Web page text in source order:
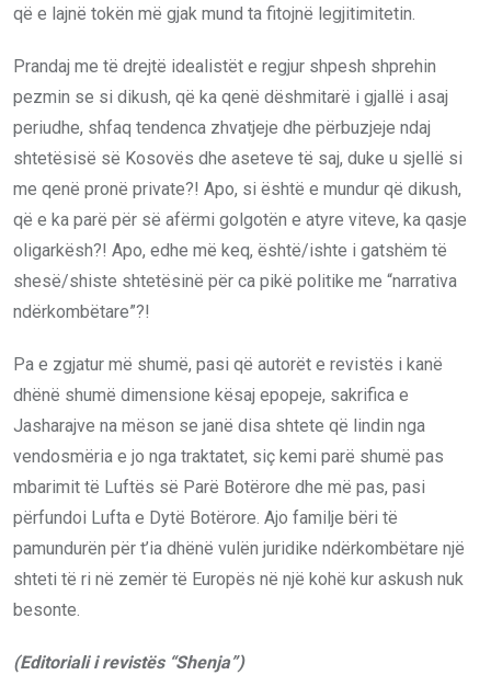
që e lajnë tokën më gjak mund ta fitojnë legjitimitetin.
Prandaj me të drejtë idealistët e regjur shpesh shprehin
pezmin se si dikush, që ka qenë dëshmitarë i gjallë i asaj
periudhe, shfaq tendenca zhvatjeje dhe përbuzjeje ndaj
shtetësisë së Kosovës dhe aseteve të saj, duke u sjellë si
me qenë pronë private?! Apo, si është e mundur që dikush,
që e ka parë për së afërmi golgotën e atyre viteve, ka qasje
oligarkësh?! Apo, edhe më keq, është/ishte i gatshëm të
shesë/shiste shtetësinë për ca pikë politike me “narrativa
ndërkombëtare”?!
Pa e zgjatur më shumë, pasi që autorët e revistës i kanë
dhënë shumë dimensione kësaj epopeje, sakrifica e
Jasharajve na mëson se janë disa shtete që lindin nga
vendosmëria e jo nga traktatet, siç kemi parë shumë pas
mbarimit të Luftës së Parë Botërore dhe më pas, pasi
përfundoi Lufta e Dytë Botërore. Ajo familje bëri të
pamundurën për t’ia dhënë vulën juridike ndërkombëtare një
shteti të ri në zemër të Europës në një kohë kur askush nuk
besonte.
(Editoriali i revistës “Shenja”)